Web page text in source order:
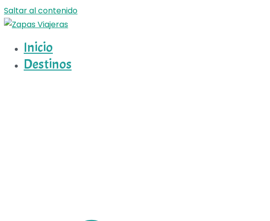
Saltar al contenido
Zapas Viajeras
Zapas Viajeras viajes y escapadas pa que te copies
Inicio
Destinos